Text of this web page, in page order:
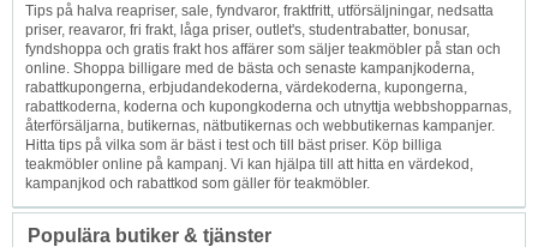
Tips på halva reapriser, sale, fyndvaror, fraktfritt, utförsäljningar, nedsatta
priser, reavaror, fri frakt, låga priser, outlet's, studentrabatter, bonusar,
fyndshoppa och gratis frakt hos affärer som säljer teakmöbler på stan och
online. Shoppa billigare med de bästa och senaste kampanjkoderna,
rabattkupongerna, erbjudandekoderna, värdekoderna, kupongerna,
rabattkoderna, koderna och kupongkoderna och utnyttja webbshopparnas,
återförsäljarna, butikernas, nätbutikernas och webbutikernas kampanjer.
Hitta tips på vilka som är bäst i test och till bäst priser. Köp billiga
teakmöbler online på kampanj. Vi kan hjälpa till att hitta en värdekod,
kampanjkod och rabattkod som gäller för teakmöbler.
Populära butiker & tjänster